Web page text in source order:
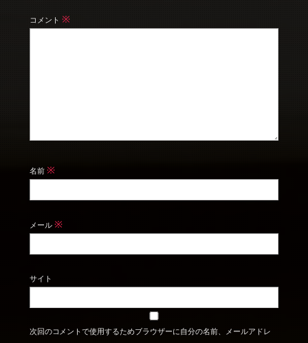
コメント ※
名前 ※
メール ※
サイト
次回のコメントで使用するためブラウザーに自分の名前、メールアドレ